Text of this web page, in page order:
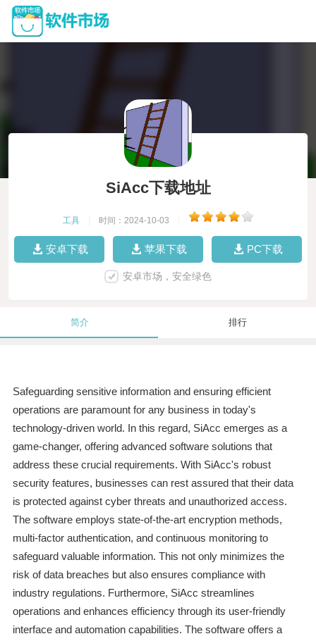
SiAcc下载地址
工具 时间：2024-10-03
安卓下载 苹果下载 PC下载
安卓市场，安全绿色
简介 排行
Safeguarding sensitive information and ensuring efficient
operations are paramount for any business in today's
technology-driven world. In this regard, SiAcc emerges as a
game-changer, offering advanced software solutions that
address these crucial requirements. With SiAcc's robust
security features, businesses can rest assured that their data
is protected against cyber threats and unauthorized access.
The software employs state-of-the-art encryption methods,
multi-factor authentication, and continuous monitoring to
safeguard valuable information. This not only minimizes the
risk of data breaches but also ensures compliance with
industry regulations. Furthermore, SiAcc streamlines
operations and enhances efficiency through its user-friendly
interface and automation capabilities. The software offers a